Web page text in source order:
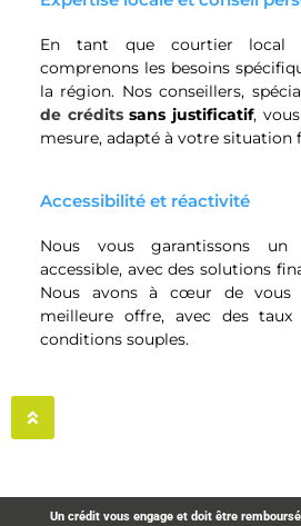
En tant que courtier
comprenons les besoins
la région. Nos conseillers,
de créditssans justificatif,
mesure, adapté à votre situation
Accessibilité et réactivité
Nous vous garantissons
accessible, avec des solutions
Nous avons à cœur de
meilleure offre, avec des
conditions souples.
Un crédit vous engage et doit être